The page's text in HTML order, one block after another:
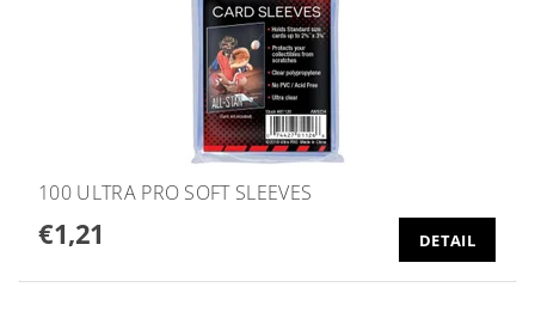
100 ULTRA PRO SOFT SLEEVES
€1,21 DETAIL